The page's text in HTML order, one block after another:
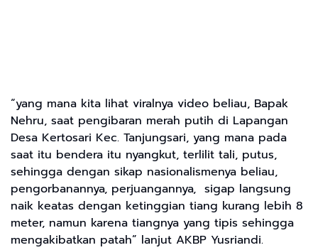
“yang mana kita lihat viralnya video beliau, Bapak
Nehru, saat pengibaran merah putih di Lapangan
Desa Kertosari Kec. Tanjungsari, yang mana pada
saat itu bendera itu nyangkut, terlilit tali, putus,
sehingga dengan sikap nasionalismenya beliau,
pengorbanannya, perjuangannya, sigap langsung
naik keatas dengan ketinggian tiang kurang lebih 8
meter, namun karena tiangnya yang tipis sehingga
mengakibatkan patah” lanjut AKBP Yusriandi.